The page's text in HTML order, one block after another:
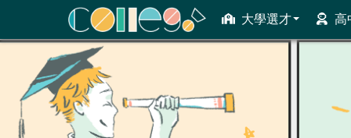
大學選才 高